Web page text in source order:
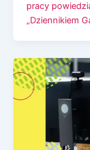
pracy
„Dziennikiem